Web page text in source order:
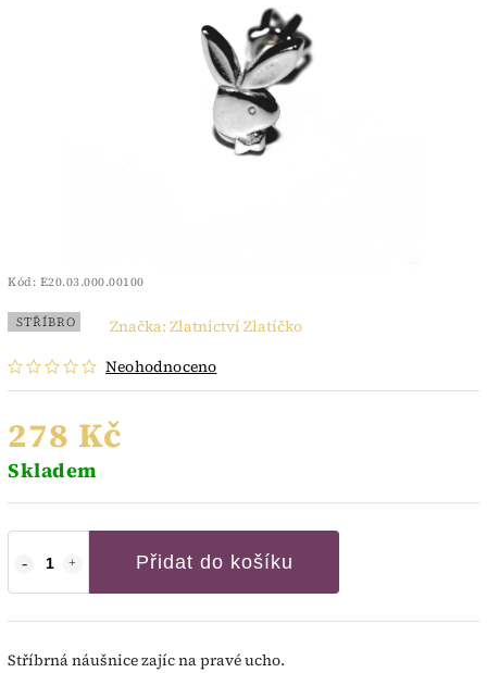
Kód: E20.03.000.00100
STŘÍBRO
Neohodnoceno
Značka: Zlatnictví Zlatíčko
278 Kč
Skladem
Přidat do košíku
Stříbrná náušnice zajíc na pravé ucho.